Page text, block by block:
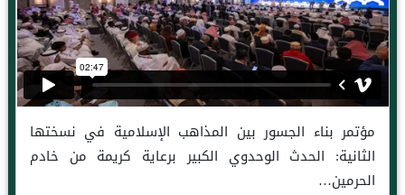
مؤتمر بناء الجسور بين المذاهب الإسلامية في نسختها
الثانية: الحدث الوحدوي الكبير برعاية كريمة من خادم
الحرمين…